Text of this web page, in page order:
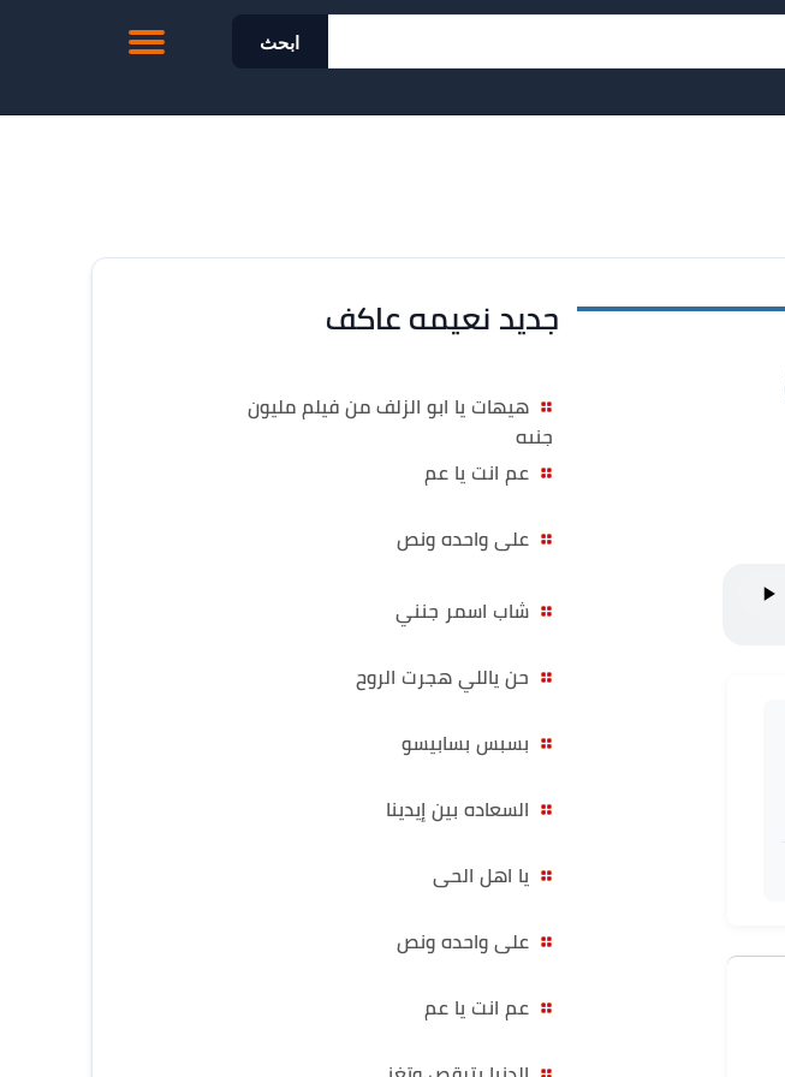
ابحث
جديد نعيمه عاكف
هيهات يا ابو الزلف من فيلم مليون
جنيه
عم انت يا عم
على واحده ونص
شاب اسمر جنني
حن ياللي هجرت الروح
بسبس بسابيسو
السعاده بين إيدينا
يا اهل الحى
على واحده ونص
عم انت يا عم